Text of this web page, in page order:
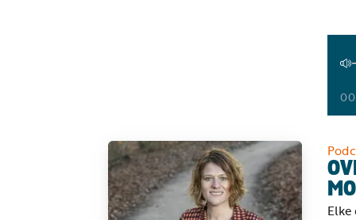
Elke